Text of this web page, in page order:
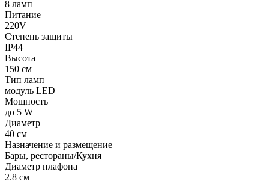
8 ламп
Питание
220V
Степень защиты
IP44
Высота
150 см
Тип ламп
модуль LED
Мощность
до 5 W
Диаметр
40 см
Назначение и размещение
Бары, рестораны/Кухня
Диаметр плафона
2.8 см